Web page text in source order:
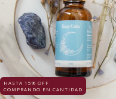
HASTA 15% OFF
COMPRANDO EN CANTIDAD